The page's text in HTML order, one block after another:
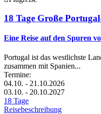
18 Tage Große
Eine Reise auf den Spuren
Portugal ist das westlichste
zusammen mit Spanien...
Termine:
04.10. - 21.10.2026
03.10. - 20.10.2027
18 Tage
Reisebeschreibung